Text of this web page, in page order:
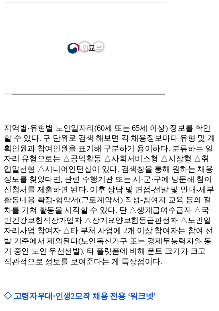
지역별·유형별 노인일자리(60세 또는 65세 이상) 정보를 확인
할 수 있다. 구 단위로 검색 해보면 각 채용정보마다 유형 및 계
획인원과 참여인원을 표기해 구분하기 용이하다. 분류하는 일
자리 유형으로는 △공익활동 △사회서비스형 △시장형 △취
업알선형 △시니어인턴십이 있다. 검색창을 통해 원하는 채용
정보를 찾았다면, 관련 수행기관 또는 시·군·구에 방문해 참여
신청서를 제출하면 된다. 이후 상담 및 면접-선발 및 안내-세부
활동내용 확정-협약서(근로계약서) 작성-참여자 교육 등의 절
차를 거쳐 활동을 시작할 수 있다. 단 △생계급여수급자 △국
민건강보험직장가입자 △장기요양보험등급판정자 △노인일
자리사업 참여자 △타 부처 사업에 2개 이상 참여자는 참여 선
발 기준에서 제외된다(노인독신가구 또는 경제무능력자와 동
거 중인 노인 우선선발). 타 플랫폼에 비해 폰트 크기가 크고
직관적으로 정보를 보여준다는 게 특장점이다.
◇ 고령자우대·인생2모작 채용 전용 ‘워크넷’